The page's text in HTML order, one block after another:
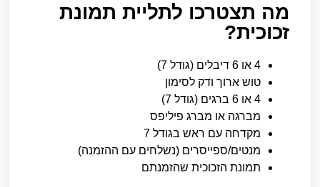
מה תצטרכו לתליית תמונת
זכוכית?
4 או 6 דיבלים (גודל 7)
טוש ארוך ודק לסימון
4 או 6 ברגים (גודל 7)
מברגה או מברג פיליפס
מקדחה עם ראש בגודל 7
מנטים/ספייסרים (נשלחים עם ההזמנה)
תמונת הזכוכית שהזמנתם